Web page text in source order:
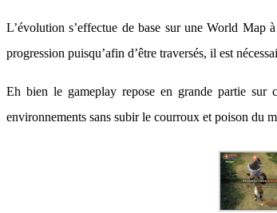
L’évolution s’effectue de base sur une World Map
progression puisqu’afin d’être traversés, il est
Eh bien le gameplay repose en grande partie sur
environnements sans subir le courroux et poison du